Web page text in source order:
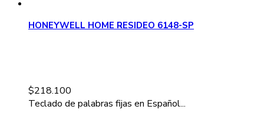
HONEYWELL HOME RESIDEO 6148-SP
$218.100
Teclado de palabras fijas en Español...